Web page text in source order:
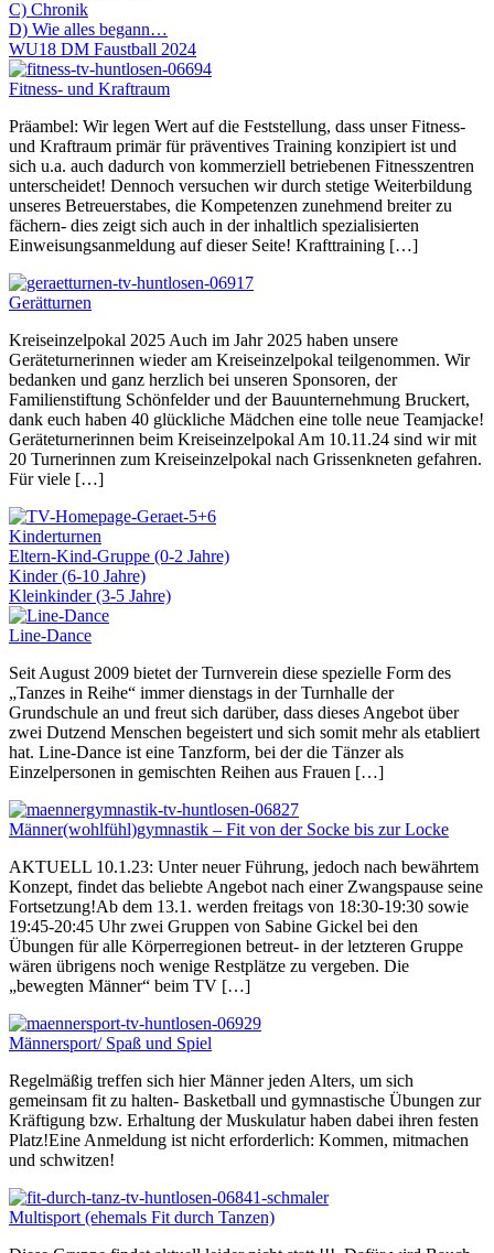
C) Chronik
D) Wie alles begann…
WU18 DM Faustball 2024
Fitness- und Kraftraum
Präambel: Wir legen Wert auf die Feststellung, dass unser Fitness-
und Kraftraum primär für präventives Training konzipiert ist und
sich u.a. auch dadurch von kommerziell betriebenen Fitnesszentren
unterscheidet! Dennoch versuchen wir durch stetige Weiterbildung
unseres Betreuerstabes, die Kompetenzen zunehmend breiter zu
fächern- dies zeigt sich auch in der inhaltlich spezialisierten
Einweisungsanmeldung auf dieser Seite! Krafttraining […]
Gerätturnen
Kreiseinzelpokal 2025 Auch im Jahr 2025 haben unsere
Geräteturnerinnen wieder am Kreiseinzelpokal teilgenommen. Wir
bedanken und ganz herzlich bei unseren Sponsoren, der
Familienstiftung Schönfelder und der Bauunternehmung Bruckert,
dank euch haben 40 glückliche Mädchen eine tolle neue Teamjacke!
Geräteturnerinnen beim Kreiseinzelpokal Am 10.11.24 sind wir mit
20 Turnerinnen zum Kreiseinzelpokal nach Grissenkneten gefahren.
Für viele […]
Kinderturnen
Eltern-Kind-Gruppe (0-2 Jahre)
Kinder (6-10 Jahre)
Kleinkinder (3-5 Jahre)
Line-Dance
Seit August 2009 bietet der Turnverein diese spezielle Form des
„Tanzes in Reihe“ immer dienstags in der Turnhalle der
Grundschule an und freut sich darüber, dass dieses Angebot über
zwei Dutzend Menschen begeistert und sich somit mehr als etabliert
hat. Line-Dance ist eine Tanzform, bei der die Tänzer als
Einzelpersonen in gemischten Reihen aus Frauen […]
Männer(wohlfühl)gymnastik – Fit von der Socke bis zur Locke
AKTUELL 10.1.23: Unter neuer Führung, jedoch nach bewährtem
Konzept, findet das beliebte Angebot nach einer Zwangspause seine
Fortsetzung!Ab dem 13.1. werden freitags von 18:30-19:30 sowie
19:45-20:45 Uhr zwei Gruppen von Sabine Gickel bei den
Übungen für alle Körperregionen betreut- in der letzteren Gruppe
wären übrigens noch wenige Restplätze zu vergeben. Die
„bewegten Männer“ beim TV […]
Männersport/ Spaß und Spiel
Regelmäßig treffen sich hier Männer jeden Alters, um sich
gemeinsam fit zu halten- Basketball und gymnastische Übungen zur
Kräftigung bzw. Erhaltung der Muskulatur haben dabei ihren festen
Platz!Eine Anmeldung ist nicht erforderlich: Kommen, mitmachen
und schwitzen!
Multisport (ehemals Fit durch Tanzen)